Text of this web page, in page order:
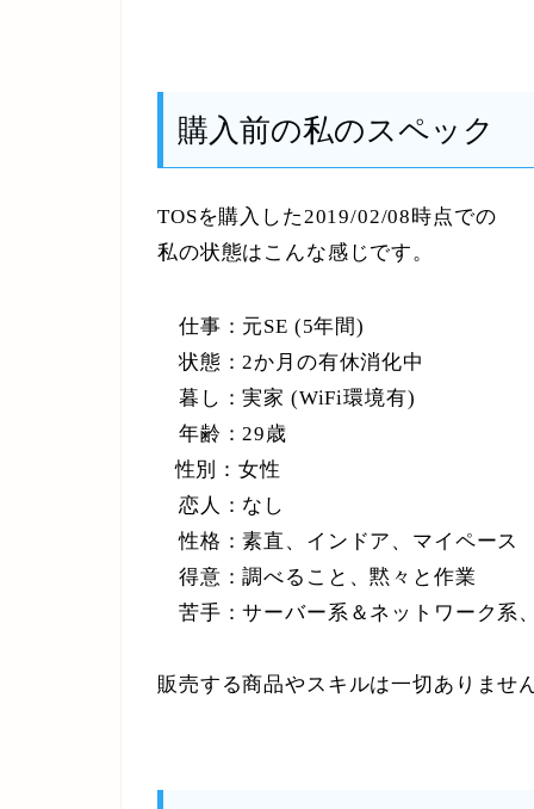
購入前の私のスペック
TOSを購入した2019/02/08時点での
私の状態はこんな感じです。
仕事：元SE (5年間)
状態：2か月の有休消化中
暮し：実家 (WiFi環境有)
年齢：29歳
性別：女性
恋人：なし
性格：素直、インドア、マイペース
得意：調べること、黙々と作業
苦手：サーバー系＆ネットワーク系
販売する商品やスキルは一切ありませ